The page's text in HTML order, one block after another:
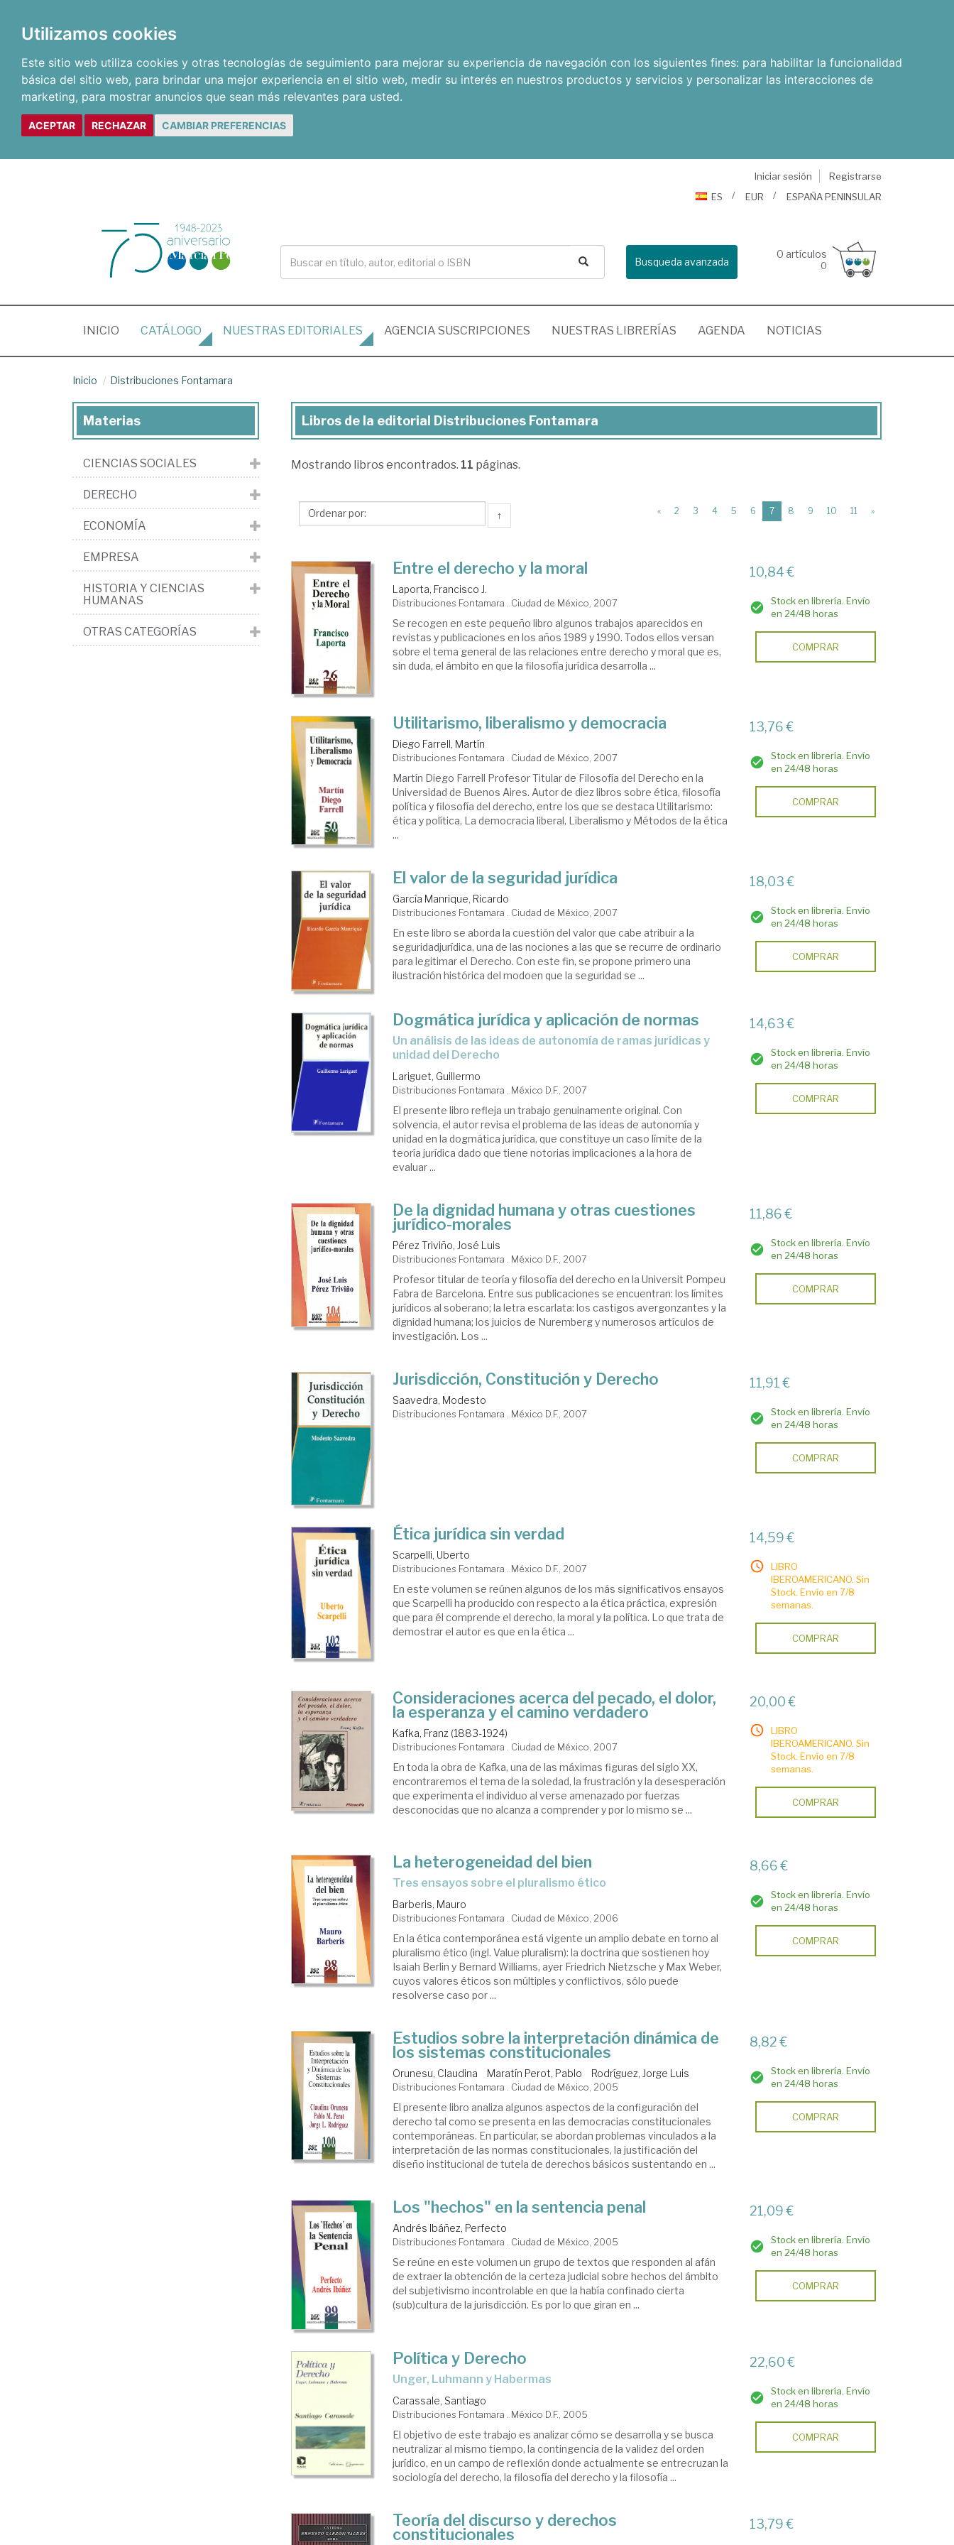
Utilizamos cookies
Este sitio web utiliza cookies y otras tecnologías de seguimiento para mejorar su experiencia de navegación con los siguientes fines: para habilitar la funcionalidad
básica del sitio web, para brindar una mejor experiencia en el sitio web, medir su interés en nuestros productos y servicios y personalizar las interacciones de
marketing, para mostrar anuncios que sean más relevantes para usted.
ACEPTAR RECHAZAR CAMBIAR PREFERENCIAS
Iniciar sesión
Registrarse
ES
EUR ESPAÑA PENINSULAR
Busqueda avanzada
0 artículos
0
INICIO (CURRENT)
CATÁLOGO NUESTRAS EDITORIALES AGENCIA SUSCRIPCIONES NUESTRAS LIBRERÍAS AGENDA NOTICIAS
Inicio Distribuciones Fontamara
Libros
la
Distribuciones
Libros de la editorial Distribuciones Fontamara
Mostrando libros encontrados. 11 páginas.
↑ « 2 3 4 5 6 7(current)
8 9 10 11 »
Entre el derecho y la moral
Laporta, Francisco J.
Distribuciones Fontamara . Ciudad de México, 2007
Se recogen en este pequeño libro algunos trabajos aparecidos en
revistas y publicaciones en los años 1989 y 1990. Todos ellos versan
sobre el tema general de las relaciones entre derecho y moral que es,
sin duda, el ámbito en que la filosofía jurídica desarrolla ...
10,84 €
Stock en librería. Envío
en 24/48 horas
COMPRAR
Utilitarismo, liberalismo y democracia
Diego Farrell, Martín
Distribuciones Fontamara . Ciudad de México, 2007
Martín Diego Farrell Profesor Titular de Filosofía del Derecho en la
Universidad de Buenos Aires. Autor de diez libros sobre ética, filosofía
política y filosofía del derecho, entre los que se destaca Utilitarismo:
ética y política, La democracia liberal, Liberalismo y Métodos de la ética
...
13,76 €
Stock en librería. Envío
en 24/48 horas
COMPRAR
El valor de la seguridad jurídica
García Manrique, Ricardo
Distribuciones Fontamara . Ciudad de México, 2007
En este libro se aborda la cuestión del valor que cabe atribuir a la
seguridadjurídica, una de las nociones a las que se recurre de ordinario
para legitimar el Derecho. Con este fin, se propone primero una
ilustración histórica del modoen que la seguridad se ...
18,03 €
Stock en librería. Envío
en 24/48 horas
COMPRAR
Dogmática jurídica y aplicación de normas
un análisis de las ideas de autonomía de ramas jurídicas y
unidad del Derecho
Lariguet, Guillermo
Distribuciones Fontamara . México D.F., 2007
El presente libro refleja un trabajo genuinamente original. Con
solvencia, el autor revisa el problema de las ideas de autonomía y
unidad en la dogmática jurídica, que constituye un caso límite de la
teoría jurídica dado que tiene notorias implicaciones a la hora de
evaluar ...
14,63 €
Stock en librería. Envío
en 24/48 horas
COMPRAR
De la dignidad humana y otras cuestiones
jurídico-morales
Pérez Triviño, José Luis
Distribuciones Fontamara . México D.F., 2007
Profesor titular de teoría y filosofía del derecho en la Universit Pompeu
Fabra de Barcelona. Entre sus publicaciones se encuentran: los límites
jurídicos al soberano; la letra escarlata: los castigos avergonzantes y la
dignidad humana; los juicios de Nuremberg y numerosos artículos de
investigación. Los ...
11,86 €
Stock en librería. Envío
en 24/48 horas
COMPRAR
Jurisdicción, Constitución y Derecho
Saavedra, Modesto
Distribuciones Fontamara . México D.F., 2007
11,91 €
Stock en librería. Envío
en 24/48 horas
COMPRAR
Ética jurídica sin verdad
Scarpelli, Uberto
Distribuciones Fontamara . México D.F., 2007
En este volumen se reúnen algunos de los más significativos ensayos
que Scarpelli ha producido con respecto a la ética práctica, expresión
que para él comprende el derecho, la moral y la política. Lo que trata de
demostrar el autor es que en la ética ...
14,59 €
LIBRO
IBEROAMERICANO. Sin
Stock. Envío en 7/8
semanas.
COMPRAR
Consideraciones acerca del pecado, el dolor,
la esperanza y el camino verdadero
Kafka, Franz (1883-1924)
Distribuciones Fontamara . Ciudad de México, 2007
En toda la obra de Kafka, una de las máximas figuras del siglo XX,
encontraremos el tema de la soledad, la frustración y la desesperación
que experimenta el individuo al verse amenazado por fuerzas
desconocidas que no alcanza a comprender y por lo mismo se ...
20,00 €
LIBRO
IBEROAMERICANO. Sin
Stock. Envío en 7/8
semanas.
COMPRAR
La heterogeneidad del bien
tres ensayos sobre el pluralismo ético
Barberis, Mauro
Distribuciones Fontamara . Ciudad de México, 2006
En la ética contemporánea está vigente un amplio debate en torno al
pluralismo ético (ingl. Value pluralism): la doctrina que sostienen hoy
Isaiah Berlin y Bernard Williams, ayer Friedrich Nietzsche y Max Weber,
cuyos valores éticos son múltiples y conflictivos, sólo puede
resolverse caso por ...
8,66 €
Stock en librería. Envío
en 24/48 horas
COMPRAR
Estudios sobre la interpretación dinámica de
los sistemas constitucionales
Orunesu, Claudina Maratín Perot, Pablo Rodríguez, Jorge Luis
Distribuciones Fontamara . Ciudad de México, 2005
El presente libro analiza algunos aspectos de la configuración del
derecho tal como se presenta en las democracias constitucionales
contemporáneas. En particular, se abordan problemas vinculados a la
interpretación de las normas constitucionales, la justificación del
diseño institucional de tutela de derechos básicos sustentando en ...
8,82 €
Stock en librería. Envío
en 24/48 horas
COMPRAR
Los "hechos" en la sentencia penal
Andrés Ibáñez, Perfecto
Distribuciones Fontamara . Ciudad de México, 2005
Se reúne en este volumen un grupo de textos que responden al afán
de extraer la obtención de la certeza judicial sobre hechos del ámbito
del subjetivismo incontrolable en que la había confinado cierta
(sub)cultura de la jurisdicción. Es por lo que giran en ...
21,09 €
Stock en librería. Envío
en 24/48 horas
COMPRAR
Política y Derecho
Unger, Luhmann y Habermas
Carassale, Santiago
Distribuciones Fontamara . México D.F., 2005
El objetivo de este trabajo es analizar cómo se desarrolla y se busca
neutralizar al mismo tiempo, la contingencia de la validez del orden
jurídico, en un campo de reflexión donde actualmente se entrecruzan la
sociología del derecho, la filosofía del derecho y la filosofía ...
22,60 €
Stock en librería. Envío
en 24/48 horas
COMPRAR
Teoría del discurso y derechos
constitucionales
13,79 €
Materias
CIENCIAS SOCIALES
DERECHO
ECONOMÍA
EMPRESA
HISTORIA Y CIENCIAS
HUMANAS
OTRAS CATEGORÍAS